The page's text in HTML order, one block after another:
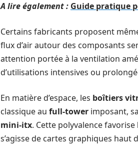
A lire également : Guide pratique
Certains fabricants proposent
flux d’air autour des composants
attention portée à la ventilation
d’utilisations intensives ou
En matière d’espace, les boîtiers
classique au full-tower imposant,
mini-itx. Cette polyvalence favorise
s’agisse de cartes graphiques